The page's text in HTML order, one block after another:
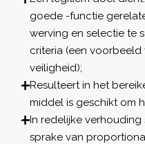
goede -functie
werving en selectie te
criteria (een
veiligheid);
Resulteert in het
middel is geschikt om
In redelijke
sprake van